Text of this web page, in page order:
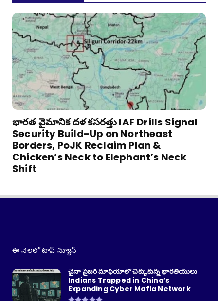
భారత వైమానిక దళ కసరత్తు IAF Drills Signal
Security Build-Up on Northeast
Borders, PoJK Reclaim Plan &
Chicken’s Neck to Elephant’s Neck
Shift
ఈ నెలలో టాప్ న్యూస్
చైనా సైబర్ మాఫియాలో చిక్కుకున్న భారతీయులు
Indians Trapped in China’s
Expanding Cyber Mafia Network